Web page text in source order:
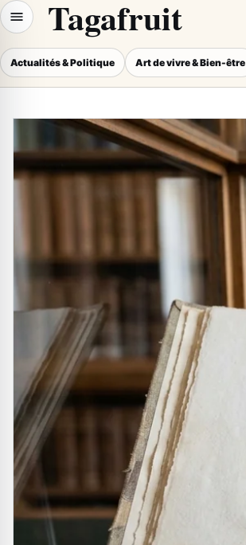
Tagafruit
Actualités & Politique Art de vivre & Bien-être